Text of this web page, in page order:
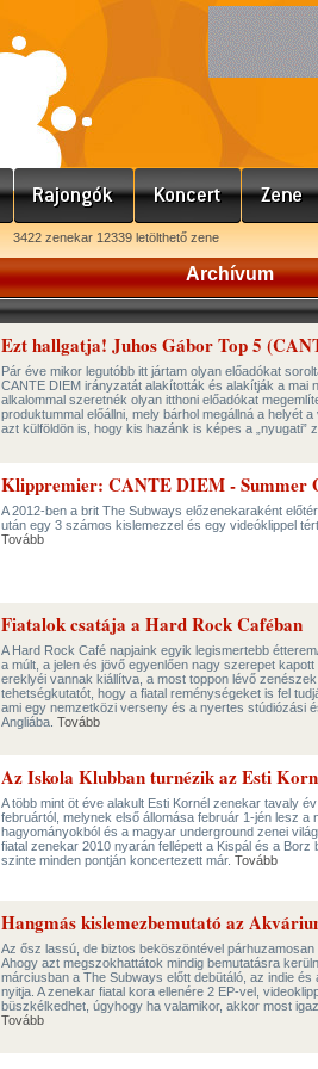
3422 zenekar 12339 letölthető zene
Archívum
Ezt hallgatja! Juhos Gábor Top 5
Pár éve mikor legutóbb itt jártam olyan előadókat
CANTE DIEM irányzatát alakították és alakítják a mai
alkalommal szeretnék olyan itthoni előadókat
produktummal előállni, mely bárhol megállná a helyét
azt külföldön is, hogy kis hazánk is képes a „nyugati”
Klippremier: CANTE DIEM - Summer
A 2012-ben a brit The Subways előzenekaraként
után egy 3 számos kislemezzel és egy videóklippel
Tovább
Fiatalok csatája a Hard Rock Caféban
A Hard Rock Café napjaink egyik legismertebb
a múlt, a jelen és jövő egyenlően nagy szerepet
ereklyéi vannak kiállítva, a most toppon lévő
tehetségkutatót, hogy a fiatal reménységeket is fel
ami egy nemzetközi verseny és a nyertes stúdiózási
Angliába. Tovább
Az Iskola Klubban turnézik az Esti
A több mint öt éve alakult Esti Kornél zenekar tavaly
februártól, melynek első állomása február 1-jén lesz a
hagyományokból és a magyar underground zenei
fiatal zenekar 2010 nyarán fellépett a Kispál és a
szinte minden pontján koncertezett már. Tovább
Hangmás kislemezbemutató az
Az ősz lassú, de biztos beköszöntével
Ahogy azt megszokhattátok mindig bemutatásra
márciusban a The Subways előtt debütáló, az indie
nyitja. A zenekar fiatal kora ellenére 2 EP-vel,
büszkélkedhet, úgyhogy ha valamikor, akkor most
Tovább